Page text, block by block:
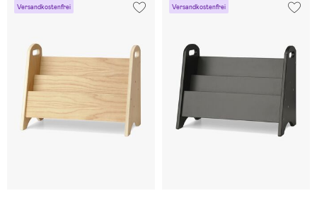
Versandkostenfrei Versandkostenfrei